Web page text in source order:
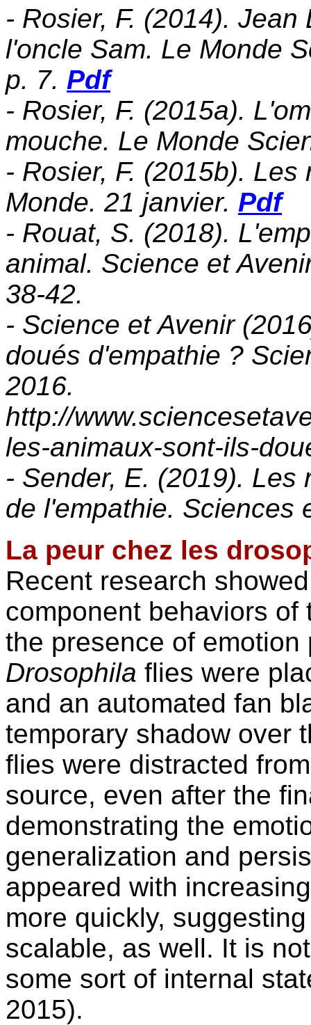
- Rosier, F. (2014).
l'oncle Sam. Le Monde
p. 7. Pdf
- Rosier, F. (2015a).
mouche. Le Monde
- Rosier, F. (2015b).
Monde. 21 janvier. Pdf
- Rouat, S. (2018).
animal. Science et
38-42.
- Science et Avenir
doués d'empathie ?
2016.
http://
les-animaux-sont-ils-
- Sender, E. (2019). Les
de l'empathie. Sciences
La peur chez les
Recent research
component behaviors
the presence of
Drosophila flies were
and an automated fan
temporary shadow over
flies were distracted
source, even after the
demonstrating the
generalization and
appeared with
more quickly,
scalable, as well. It is
some sort of internal
2015).